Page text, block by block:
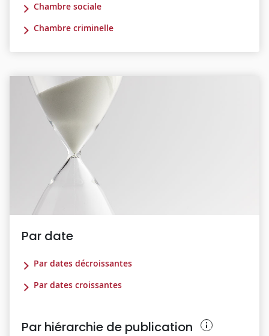
Chambre sociale
Chambre criminelle
Par date
Par dates décroissantes
Par dates croissantes
Par hiérarchie de publication